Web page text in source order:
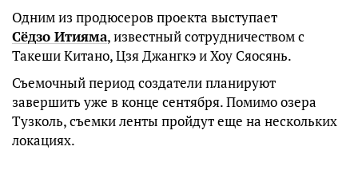
Одним из продюсеров проекта выступает
Сёдзо Итияма, известный сотрудничеством с
Такеши Китано, Цзя Джангкэ и Хоу Сяосянь.
Съемочный период создатели планируют
завершить уже в конце сентября. Помимо озера
Тузколь, съемки ленты пройдут еще на нескольких
локациях.